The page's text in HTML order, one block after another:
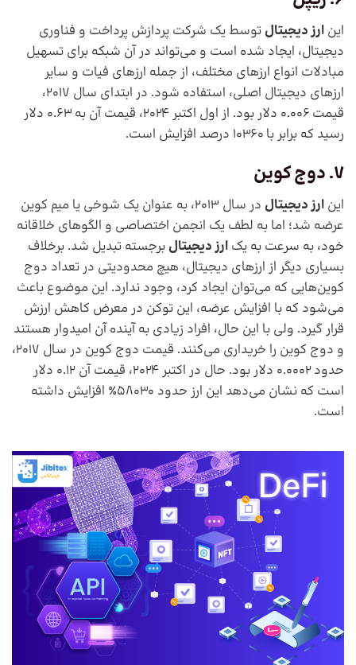
این ارز دیجیتال توسط یک شرکت پردازش پرداخت و فناوری
دیجیتال، ایجاد شده است و می‌تواند در آن شبکه برای تسهیل
مبادلات انواع ارزهای مختلف، از جمله ارزهای فیات و سایر
ارزهای دیجیتال اصلی، استفاده شود. در ابتدای سال 2017،
قیمت 0.006 دلار بود. از اول اکتبر 2024، قیمت آن به 0.63 دلار
رسید که برابر با 10360 درصد افزایش است.
7. دوج کوین
این ارز دیجیتال
در سال 2013، به عنوان یک شوخی یا میم کوین
عرضه شد؛ اما به لطف یک انجمن اختصاصی و الگوهای خلاقانه
خود، به سرعت به یک ارز دیجیتال برجسته تبدیل شد. برخلاف
بسیاری دیگر از ارزهای دیجیتال، هیچ محدودیتی در تعداد دوج
کوین‌هایی که می‌توان ایجاد کرد، وجود ندارد. این موضوع باعث
می‌شود که با افزایش عرضه، این توکن در معرض کاهش ارزش
قرار گیرد. ولی با این حال، افراد زیادی به آینده آن امیدوار هستند
و دوج کوین را خریداری می‌کنند. قیمت دوج کوین در سال 2017،
حدود 0.0002 دلار بود. حال در اکتبر 2024، قیمت آن 0.12 دلار
است که نشان می‌دهد این ارز حدود 58030٪ افزایش داشته
است.